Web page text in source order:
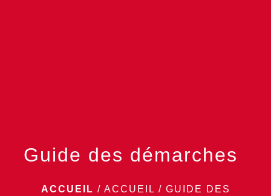
Guide des démarches
ACCUEIL / ACCUEIL / GUIDE DES